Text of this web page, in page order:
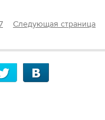
Следующая страница